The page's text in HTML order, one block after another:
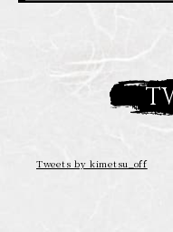
Tweets by kimetsu_off